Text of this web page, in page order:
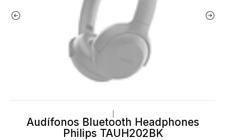
Audífonos Bluetooth Headphones
Philips TAUH202BK